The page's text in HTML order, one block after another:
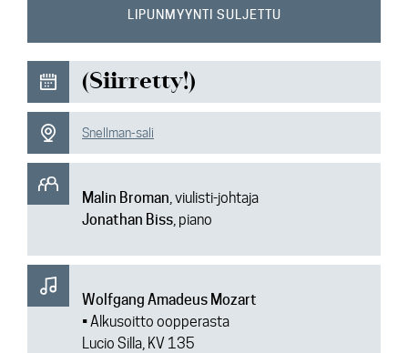
Yhteys
LIPUNMYYNTI SULJETTU
(Siirretty!)
Snellman-sali
Malin Broman, viulisti-johtaja
Jonathan Biss, piano
Wolfgang Amadeus Mozart
• Alkusoitto oopperasta
Lucio Silla, KV 135